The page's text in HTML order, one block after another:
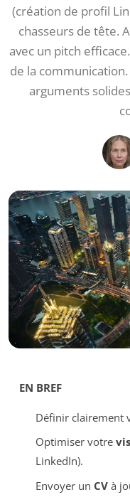
(création de profil
chasseurs de tête.
avec un pitch
de la
arguments
EN BREF
Définir clairement
Optimiser votre
LinkedIn).
Envoyer un CVà